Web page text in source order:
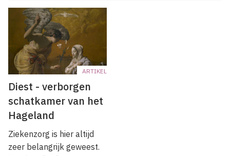
ARTIKEL
Diest - verborgen
schatkamer van het
Hageland
Ziekenzorg is hier altijd
zeer belangrijk geweest.